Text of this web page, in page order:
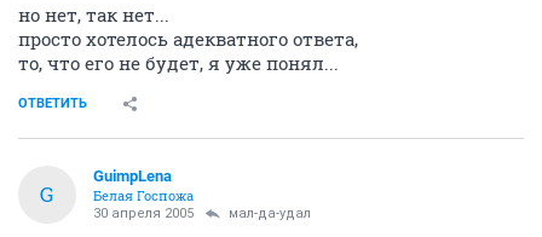
но нет, так нет...
просто хотелось адекватного ответа,
то, что его не будет, я уже понял...
ОТВЕТИТЬ
G
GuimpLena
Белая Госпожа
30 апреля 2005 мал-да-удал